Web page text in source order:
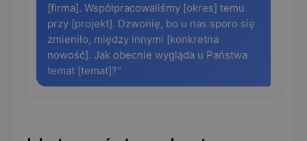
[firma]. Współpracowaliśmy [okres] temu
przy [projekt]. Dzwonię, bo u nas sporo się
zmieniło, między innymi [konkretna
nowość]. Jak obecnie wygląda u Państwa
temat [temat]?"